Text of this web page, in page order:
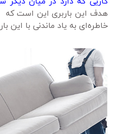
هدف این باربری این است که
خاطره‌ای به یاد ماندنی با این